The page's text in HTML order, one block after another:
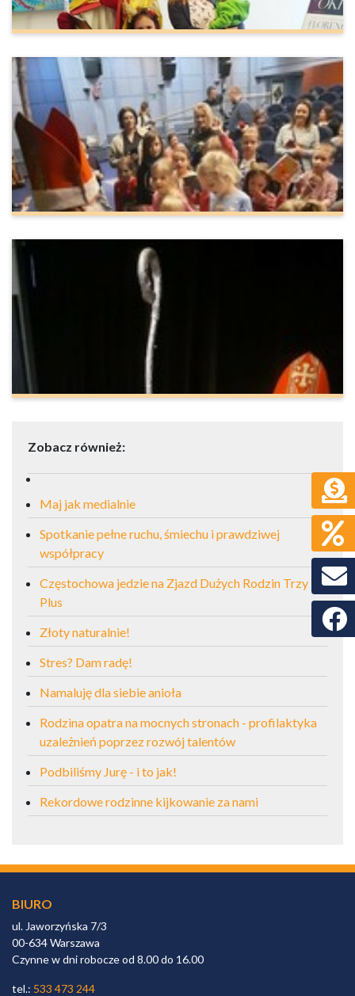
Zobacz również:
Maj jak medialnie
Spotkanie pełne ruchu, śmiechu i prawdziwej
współpracy
Częstochowa jedzie na Zjazd Dużych Rodzin Trzy
Plus
Złoty naturalnie!
Stres? Dam radę!
Namaluję dla siebie anioła
Rodzina opatra na mocnych stronach - profilaktyka
uzależnień poprzez rozwój talentów
Podbiliśmy Jurę - i to jak!
Rekordowe rodzinne kijkowanie za nami
BIURO
ul. Jaworzyńska 7/3
00-634 Warszawa
Czynne w dni robocze od 8.00 do 16.00
tel.: 533 473 244